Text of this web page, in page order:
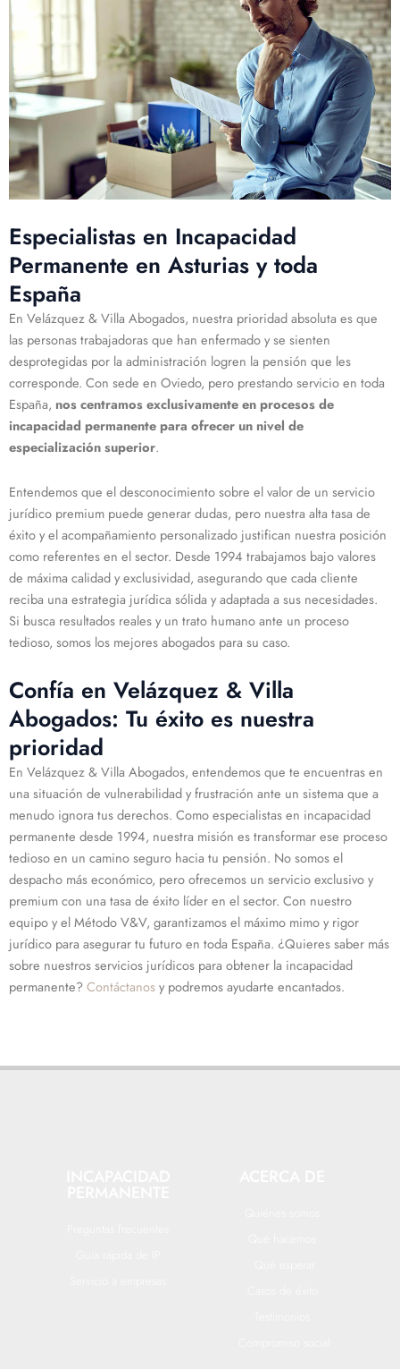
Especialistas en Incapacidad
Permanente en Asturias y toda
España
En Velázquez & Villa Abogados, nuestra prioridad absoluta es que
las personas trabajadoras que han enfermado y se sienten
desprotegidas por la administración logren la pensión que les
corresponde. Con sede en Oviedo, pero prestando servicio en toda
España, nos centramos exclusivamente en procesos de
incapacidad permanente para ofrecer un nivel de
especialización superior.
Entendemos que el desconocimiento sobre el valor de un servicio
jurídico premium puede generar dudas, pero nuestra alta tasa de
éxito y el acompañamiento personalizado justifican nuestra posición
como referentes en el sector. Desde 1994 trabajamos bajo valores
de máxima calidad y exclusividad, asegurando que cada cliente
reciba una estrategia jurídica sólida y adaptada a sus necesidades.
Si busca resultados reales y un trato humano ante un proceso
tedioso, somos los mejores abogados para su caso.
Confía en Velázquez & Villa
Abogados: Tu éxito es nuestra
prioridad
En Velázquez & Villa Abogados, entendemos que te encuentras en
una situación de vulnerabilidad y frustración ante un sistema que a
menudo ignora tus derechos. Como especialistas en incapacidad
permanente desde 1994, nuestra misión es transformar ese proceso
tedioso en un camino seguro hacia tu pensión. No somos el
despacho más económico, pero ofrecemos un servicio exclusivo y
premium con una tasa de éxito líder en el sector. Con nuestro
equipo y el Método V&V, garantizamos el máximo mimo y rigor
jurídico para asegurar tu futuro en toda España. ¿Quieres saber más
sobre nuestros servicios jurídicos para obtener la incapacidad
permanente?Contáctanosy podremos ayudarte encantados.